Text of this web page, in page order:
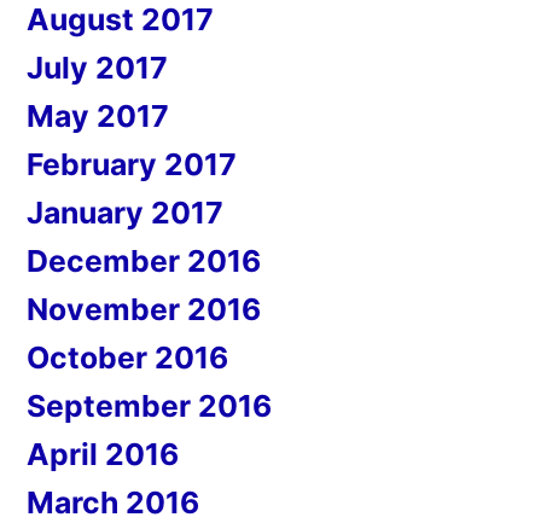
August 2017
July 2017
May 2017
February 2017
January 2017
December 2016
November 2016
October 2016
September 2016
April 2016
March 2016